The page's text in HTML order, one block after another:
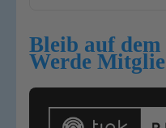
Bleib auf
Werde